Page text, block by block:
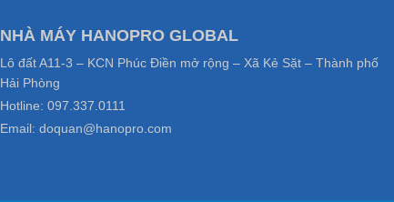
NHÀ MÁY HANOPRO GLOBAL
Lô đất A11-3 – KCN Phúc Điền mở rộng – Xã Kẻ Sặt – Thành phố
Hải Phòng
Hotline: 097.337.0111
Email: doquan@hanopro.com